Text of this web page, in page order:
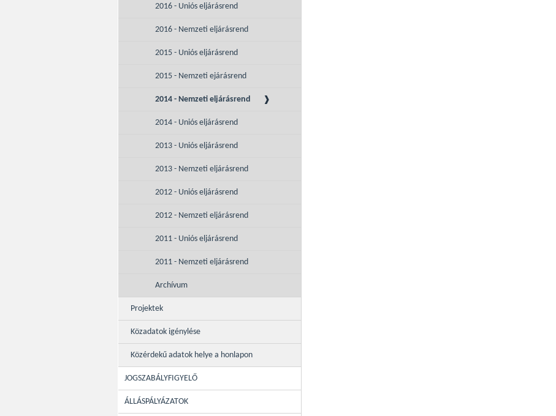
2016 - Uniós eljárásrend
2016 - Nemzeti eljárásrend
2015 - Uniós eljárásrend
2015 - Nemzeti ejárásrend
2014 - Nemzeti eljárásrend
2014 - Uniós eljárásrend
2013 - Uniós eljárásrend
2013 - Nemzeti eljárásrend
2012 - Uniós eljárásrend
2012 - Nemzeti eljárásrend
2011 - Uniós eljárásrend
2011 - Nemzeti eljárásrend
Archívum
Projektek
Közadatok igénylése
Közérdekű adatok helye a honlapon
JOGSZABÁLYFIGYELŐ
ÁLLÁSPÁLYÁZATOK